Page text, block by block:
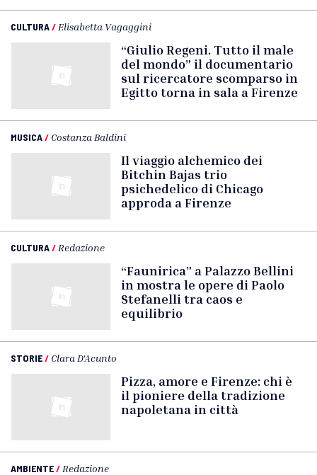
CULTURA/ Elisabetta Vagaggini
“Giulio Regeni. Tutto il male
del mondo” il documentario
sul ricercatore scomparso in
Egitto torna in sala a Firenze
MUSICA/ Costanza Baldini
Il viaggio alchemico dei
Bitchin Bajas trio
psichedelico di Chicago
approda a Firenze
CULTURA/ Redazione
“Faunirica” a Palazzo Bellini
in mostra le opere di Paolo
Stefanelli tra caos e
equilibrio
STORIE/ Clara D'Acunto
Pizza, amore e Firenze: chi è
il pioniere della tradizione
napoletana in città
AMBIENTE/ Redazione